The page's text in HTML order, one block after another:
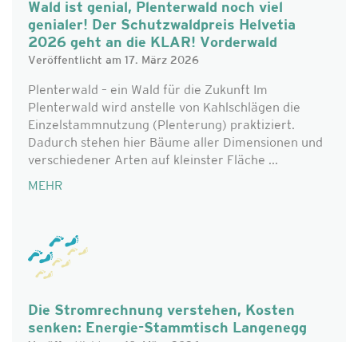
Wald ist genial, Plenterwald noch viel
genialer! Der Schutzwaldpreis Helvetia
2026 geht an die KLAR! Vorderwald
Veröffentlicht am 17. März 2026
Plenterwald – ein Wald für die Zukunft Im
Plenterwald wird anstelle von Kahlschlägen die
Einzelstammnutzung (Plenterung) praktiziert.
Dadurch stehen hier Bäume aller Dimensionen und
verschiedener Arten auf kleinster Fläche ...
MEHR
Die Stromrechnung verstehen, Kosten
senken: Energie-Stammtisch Langenegg